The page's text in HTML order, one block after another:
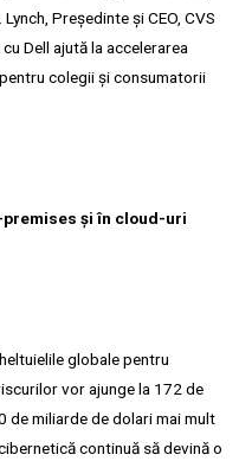
Președinte și CEO, CVS
Dell ajută la accelerarea
colegii și consumatorii
premises și în cloud-uri
globale pentru
vor ajunge la 172 de
de miliarde de dolari mai mult
continuă să devină o